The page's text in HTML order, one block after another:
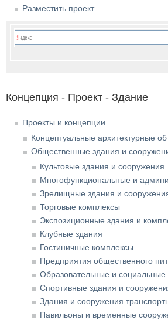
Разместить проект
Концепция - Проект - Здание
Проекты и концепции
Концептуальные архитектурные
Общественные здания и
Культовые здания и сооружения
Многофункциональные и
Зрелищные здания и
Торговые комплексы
Экспозиционные здания и
Клубные здания
Гостиничные комплексы
Предприятия общественного
Образовательные и социальные
Спортивные здания и
Здания и сооружения
Павильоны и временные